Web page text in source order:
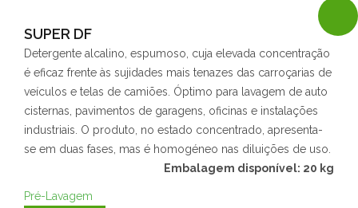
SUPER DF
Detergente alcalino, espumoso, cuja elevada concentração
é eficaz frente às sujidades mais tenazes das carroçarias de
veículos e telas de camiões. Óptimo para lavagem de auto
cisternas, pavimentos de garagens, oficinas e instalações
industriais. O produto, no estado concentrado, apresenta-
se em duas fases, mas é homogéneo nas diluições de uso.
Embalagem disponível: 20 kg
Pré-Lavagem